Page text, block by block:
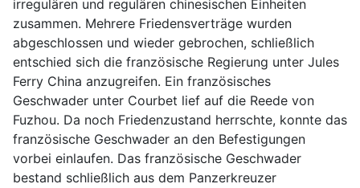
irregulären und regulären chinesischen Einheiten
zusammen. Mehrere Friedensverträge wurden
abgeschlossen und wieder gebrochen, schließlich
entschied sich die französische Regierung unter Jules
Ferry China anzugreifen. Ein französisches
Geschwader unter Courbet lief auf die Reede von
Fuzhou. Da noch Friedenzustand herrschte, konnte das
französische Geschwader an den Befestigungen
vorbei einlaufen. Das französische Geschwader
bestand schließlich aus dem Panzerkreuzer